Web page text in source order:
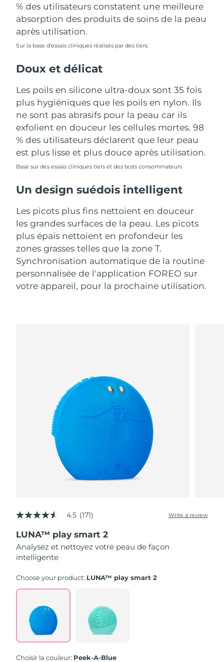
% des utilisateurs constatent une meilleure
absorption des produits de soins de la peau
après utilisation.
Sur la base d'essais cliniques réalisés par des tiers.
Doux et délicat
Les poils en silicone ultra-doux sont 35 fois
plus hygiéniques que les poils en nylon. Ils
ne sont pas abrasifs pour la peau car ils
exfolient en douceur les cellules mortes. 98
% des utilisateurs déclarent que leur peau
est plus lisse et plus douce après utilisation.
Basé sur des essais cliniques tiers et des tests consommateurs
Un design suédois intelligent
Les picots plus fins nettoient en douceur
les grandes surfaces de la peau. Les picots
plus épais nettoient en profondeur les
zones grasses telles que la zone T.
Synchronisation automatique de la routine
personnalisée de l'application FOREO sur
votre appareil, pour la prochaine utilisation.
4.5
of
5
stars,
average
value.
Read
171
Same
page
link.
4.5 (171) Write a review
LUNA™ play smart 2
Analysez et nettoyez votre peau de façon
intelligente
Choose your product: LUNA™ play smart 2
Choisir la couleur: Peek-A-Blue